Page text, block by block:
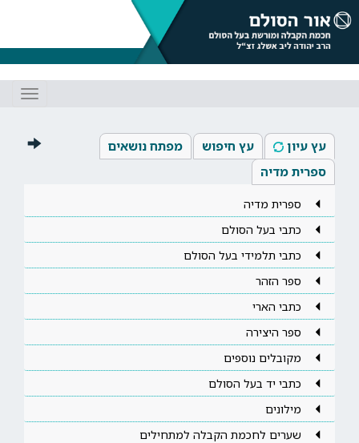
עץ עיון עץ חיפוש
מפתח נושאים
ספרית מדיה
ספרית מדיה
כתבי בעל הסולם
כתבי תלמידי בעל הסולם
ספר הזהר
כתבי הארי
ספר היצירה
מקובלים נוספים
כתבי יד בעל הסולם
מילונים
שערים לחכמת הקבלה למתחילים